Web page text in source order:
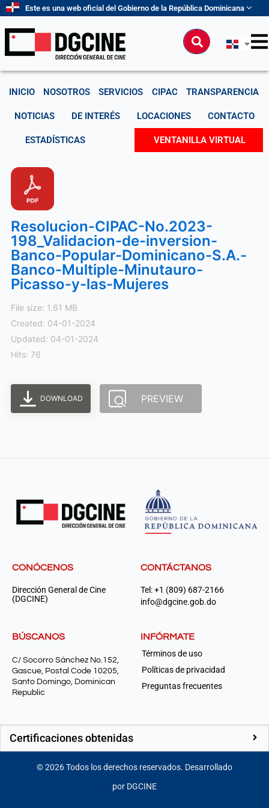
contenido
Este es una web oficial del Gobierno de la República Dominicana
Buscar
INICIO NOSOTROS SERVICIOS CIPAC TRANSPARENCIA
NOTICIAS DE INTERÉS LOCACIONES CONTACTO
ESTADÍSTICAS VENTANILLA VIRTUAL
Resolucion-CIPAC-No.2023-
198_Validacion-de-inversion-
Banco-Popular-Dominicano-S.A.-
Banco-Multiple-Minutauro-
Picasso-y-las-Mujeres
File size: 1.61 MB
Created: 04-01-2024
Updated: 04-01-2024
Hits: 76
DOWNLOAD PREVIEW
CONÓCENOS
Dirección General de Cine
(DGCINE)
CONTÁCTANOS
Tel: +1 (809) 687-2166
info@dgcine.gob.do
BÚSCANOS
C/ Socorro Sánchez No.152,
Gascue, Postal Code 10205,
Santo Domingo, Dominican
Republic
INFÓRMATE
Términos de uso
Políticas de privacidad
Preguntas frecuentes
Certificaciones obtenidas
©2026Todos los derechos reservados. Desarrollado
por DGCINE